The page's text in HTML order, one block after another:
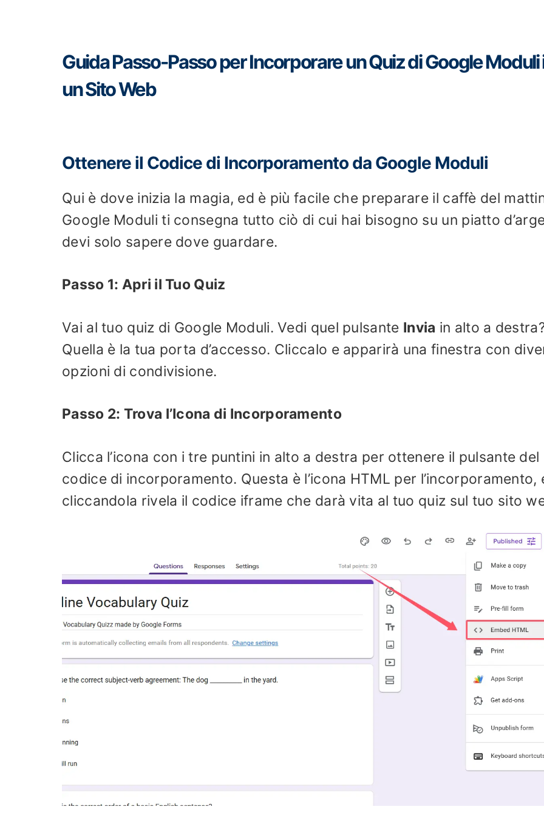
Guida Passo-Passo per Incorporare un Quiz di Google Moduli
un Sito Web
Ottenere il Codice di Incorporamento da Google Moduli
Qui è dove inizia la magia, ed è più facile che preparare il caffè del
Google Moduli ti consegna tutto ciò di cui hai bisogno su un piatto
devi solo sapere dove guardare.
Passo 1: Apri il Tuo Quiz
Vai al tuo quiz di Google Moduli. Vedi quel pulsante Invia in alto a
Quella è la tua porta d’accesso. Cliccalo e apparirà una finestra con
opzioni di condivisione.
Passo 2: Trova l’Icona di Incorporamento
Clicca l’icona con i tre puntini in alto a destra per ottenere il pulsante del
codice di incorporamento. Questa è l’icona HTML per l’incorporamento,
cliccandola rivela il codice iframe che darà vita al tuo quiz sul tuo sito